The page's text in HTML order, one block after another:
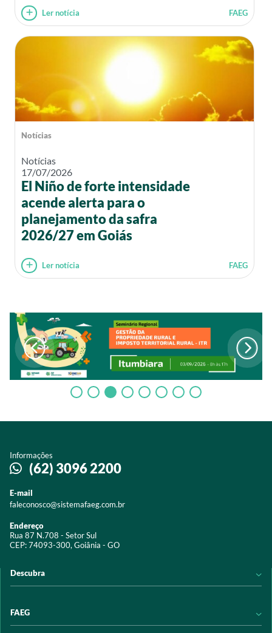
Ler notícia FAEG
Notícias
Notícias
17/07/2026
El Niño de forte intensidade
acende alerta para o
planejamento da safra
2026/27 em Goiás
Ler notícia FAEG
Informações
(62) 3096 2200
E-mail
faleconosco@sistemafaeg.com.br
Endereço
Rua 87 N.708 - Setor Sul
CEP: 74093-300, Goiânia - GO
Descubra
Acervo digital
FAEG